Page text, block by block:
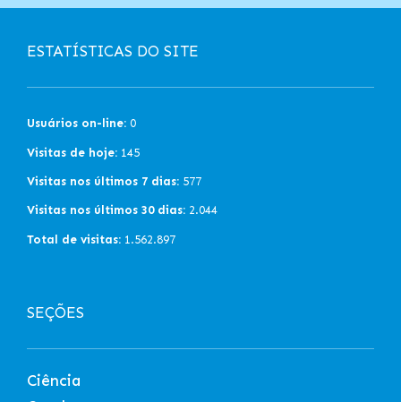
ESTATÍSTICAS DO SITE
Usuários on-line: 0
Visitas de hoje: 145
Visitas nos últimos 7 dias: 577
Visitas nos últimos 30 dias: 2.044
Total de visitas: 1.562.897
SEÇÕES
Ciência